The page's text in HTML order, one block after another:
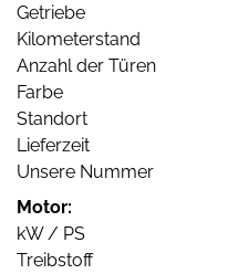
Getriebe
Kilometerstand
Anzahl der Türen
Farbe
Standort
Lieferzeit
Unsere Nummer
Motor:
kW / PS
Treibstoff